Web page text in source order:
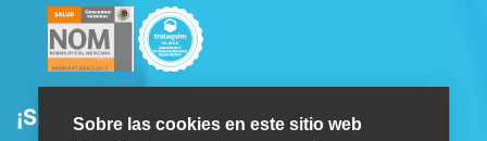
¡Síguenos!Sobre las cookies en este sitio web